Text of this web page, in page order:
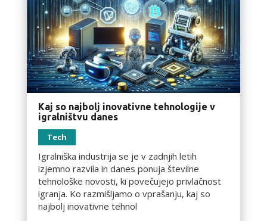
Kaj so najbolj inovativne tehnologije v
igralništvu danes
Tech
Igralniška industrija se je v zadnjih letih
izjemno razvila in danes ponuja številne
tehnološke novosti, ki povečujejo privlačnost
igranja. Ko razmišljamo o vprašanju, kaj so
najbolj inovativne tehnol